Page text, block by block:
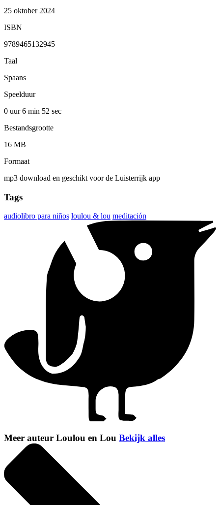
25 oktober 2024
ISBN
9789465132945
Taal
Spaans
Speelduur
0 uur 6 min 52 sec
Bestandsgrootte
16 MB
Formaat
mp3 download en geschikt voor de Luisterrijk app
Tags
audiolibro para niños loulou & lou meditación
Meer auteur Loulou en Lou Bekijk alles